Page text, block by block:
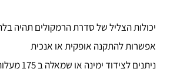
יכולות הצליל של סדרת הרמקולים תהיה
אפשרות להתקנה אופקית או אנכית
ניתנים לצידוד ימינה או שמאלה ב 175 מעלות